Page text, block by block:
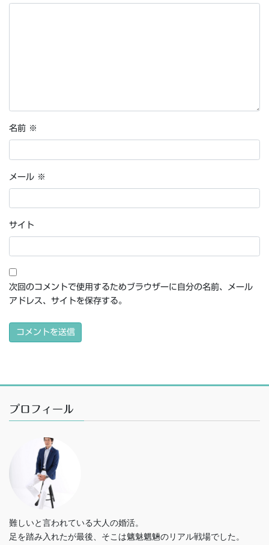
名前 ※
メール ※
サイト
次回のコメントで使用するためブラウザーに自分の名前、メール
アドレス、サイトを保存する。
プロフィール
難しいと言われている大人の婚活。
足を踏み入れたが最後、そこは魑魅魍魎のリアル戦場でした。